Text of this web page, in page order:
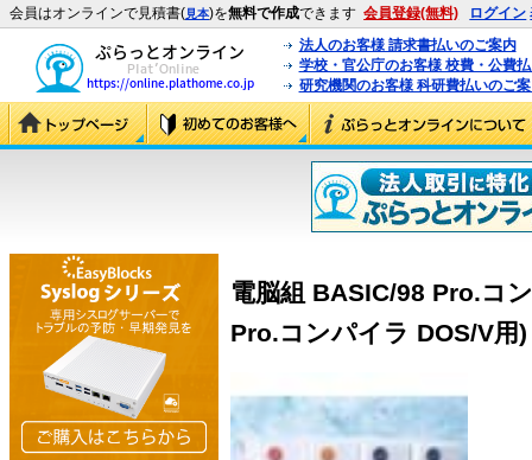
会員はオンラインで見積書(見本)を無料で作成できます 会員登録(無料) ログイン
法人のお客様 請求書払いのご案内
学校・官公庁のお客様 校費・公費
研究機関のお客様 科研費払いのご
電脳組 BASIC/98 Pro.コ
Pro.コンパイラ DOS/V用)